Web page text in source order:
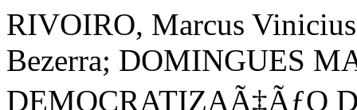
RIVOIRO, Marcus
Bezerra; DOMINGUES
DEMOCRATIZAÃ‡ÃƒO